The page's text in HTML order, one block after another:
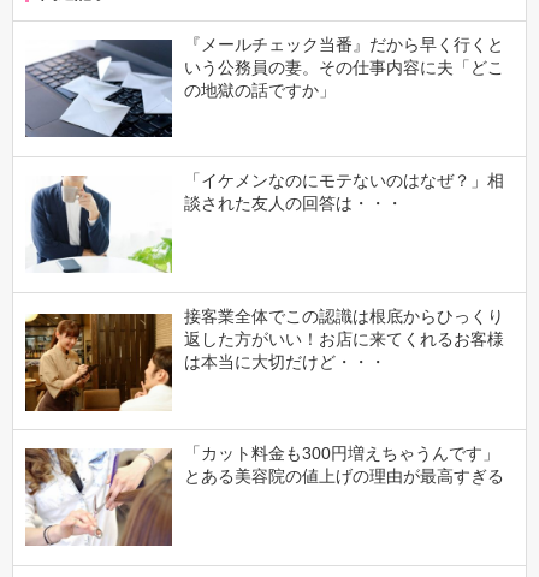
『メールチェック当番』だから早く行くと
いう公務員の妻。その仕事内容に夫「どこ
の地獄の話ですか」
「イケメンなのにモテないのはなぜ？」相
談された友人の回答は・・・
接客業全体でこの認識は根底からひっくり
返した方がいい！お店に来てくれるお客様
は本当に大切だけど・・・
「カット料金も300円増えちゃうんです」
とある美容院の値上げの理由が最高すぎる